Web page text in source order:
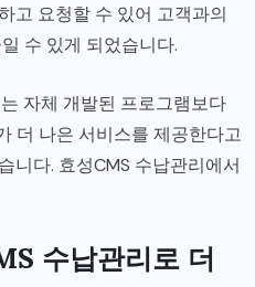
고 요청할 수 있어 고객과의
수 있게 되었습니다.
자체 개발된 프로그램보다
더 나은 서비스를 제공한다고
니다. 효성CMS 수납관리에서
수납관리로 더